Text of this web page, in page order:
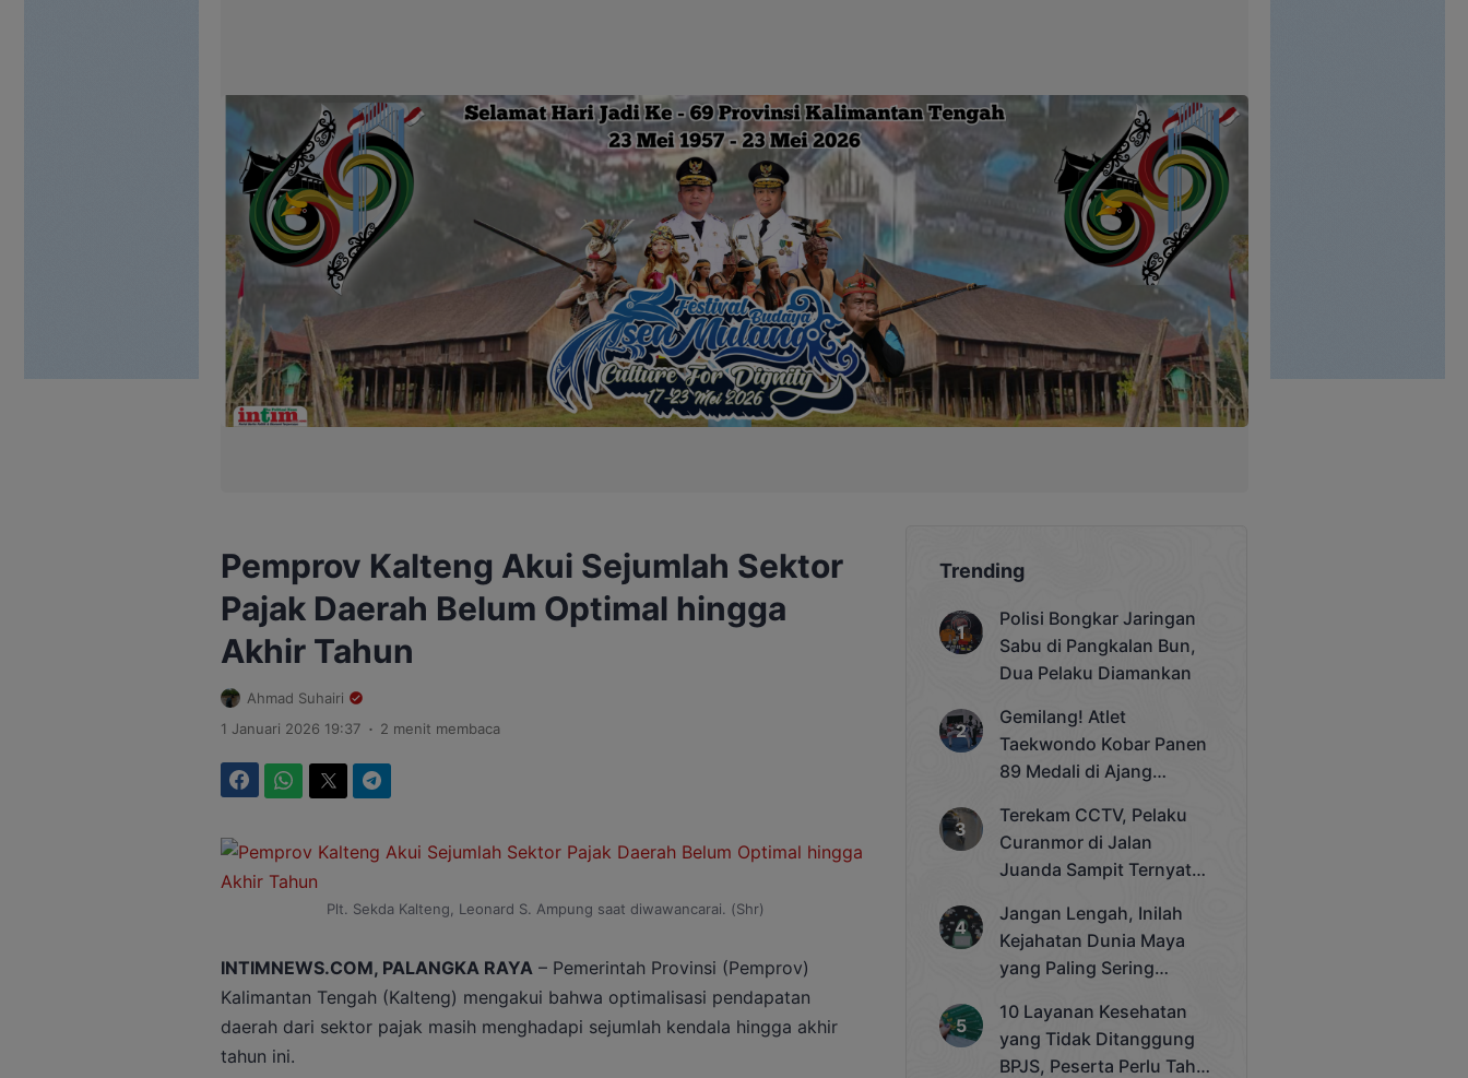
Pemprov Kalteng Akui Sejumlah Sektor
Pajak Daerah Belum Optimal hingga
Akhir Tahun
Ahmad Suhairi
1 Januari 2026 19:37 . 2 menit membaca
Plt. Sekda Kalteng, Leonard S. Ampung saat diwawancarai. (Shr)
INTIMNEWS.COM, PALANGKA RAYA – Pemerintah Provinsi (Pemprov)
Kalimantan Tengah (Kalteng) mengakui bahwa optimalisasi pendapatan
daerah dari sektor pajak masih menghadapi sejumlah kendala hingga akhir
tahun ini.
Trending
Polisi Bongkar Jaringan
Sabu di Pangkalan Bun,
Dua Pelaku Diamankan
Gemilang! Atlet
Taekwondo Kobar Panen
89 Medali di Ajang
Cup 2025
Terekam CCTV, Pelaku
Curanmor di Jalan
Juanda Sampit Ternyata
Jangan Lengah, Inilah
Kejahatan Dunia Maya
yang Paling Sering
10 Layanan Kesehatan
yang Tidak Ditanggung
BPJS, Peserta Perlu Tahu